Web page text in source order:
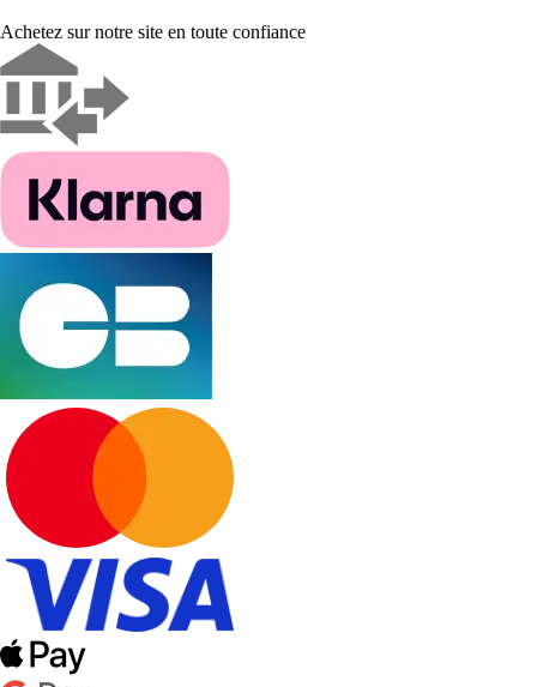
Achetez sur notre site en toute confiance